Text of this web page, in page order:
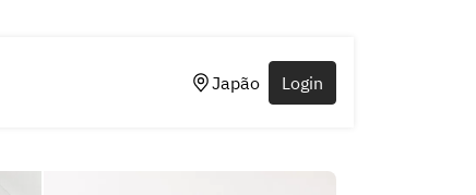
Japão Login